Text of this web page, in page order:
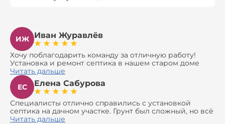
ИЖ Иван Журавлёв
Хочу поблагодарить команду за отличную работу!
Установка и ремонт септика в нашем старом доме
оказались сложной задачей, но ребята справились на
все 100%. Всё сделали аккуратно и профессионально.
Давали полезные рекомендации, не пытались
навязать ничего лишнего, помогли с выбором и
доставкой материалов, что позволило нам
сэкономить. Выполнили монтаж и демонтаж
оборудования, заменили трубы, обновили
Читать дальше
ЕС
Елена Сабурова
Специалисты отлично справились с установкой
септика на дачном участке. Грунт был сложный, но всё
сделали быстро и аккуратно. Помогли выбрать
Читать дальше